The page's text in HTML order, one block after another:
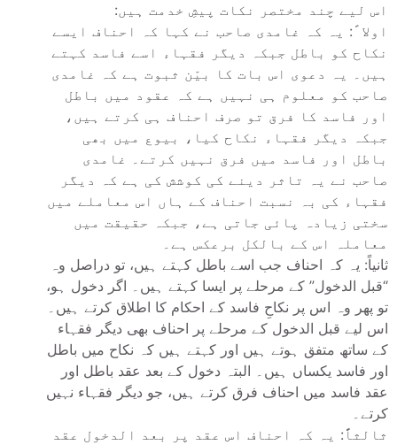
اس لیے چند مختصر نکات پیشِ خدمت ہیں:
اولا ً: یہ کہ غامدی صاحب نے کہا کہ احناف ایسے
نکاح کو باطل جبکہ دیگر فقہاء اسے فاسد کہتے
ہیں۔ یہ دعوی اس بات کا بیّن ثبوت ہے کہ غامدی
صاحب کو معلوم ہی نہیں ہے کہ عقود میں باطل
اور فاسد کا فرق تو صرف احناف ہی کرتے ہیں،
جبکہ دیگر فقہاء نکاح کیا، بیوع میں بھی
باطل اور فاسد میں فرق نہیں کرتے۔ غامدی
صاحب نے یہ تاثر دینے کی کوشش کی ہے کہ دیگر
فقہاء کی بہ نسبت احناف کے ہاں اس معاملے میں
سختی زیادہ پائی جاتی ہے، جبکہ حقیقت میں
معاملہ اس کے بالکل برعکس ہے۔
ثانیاً: یہ کہ احناف جب اسے باطل کہتے ہیں، تو دراصل وہ
“قبل الدخول” کے مرحلے پر ایسا کہتے ہیں۔ اگر دخول ہو،
تو پھر وہ اس پر نکاحِ فاسد کے احکام کا اطلاق کرتے ہیں۔
اس لیے قبل الدخول کے مرحلے پر احناف بھی دیگر فقہاء
کے ساتھ متفق ہوتے ہیں اور کہتے ہیں کہ نکاح میں باطل
اور فاسد یکساں ہیں۔ البتہ دخول کے بعد عقد باطل اور
عقد فاسد میں احناف فرق کرتے ہیں، جو دیگر فقہاء نہیں
کرتے۔
ثالثاًً: یہ کہ احناف اس عقد پر بعد الدخول عقد